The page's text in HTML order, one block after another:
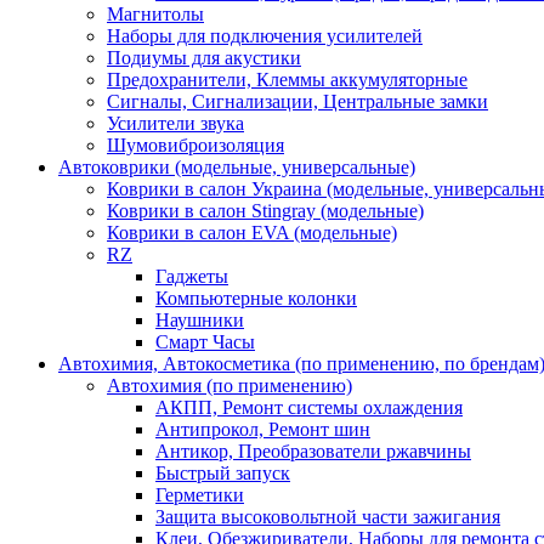
Магнитолы
Наборы для подключения усилителей
Подиумы для акустики
Предохранители, Клеммы аккумуляторные
Сигналы, Сигнализации, Центральные замки
Усилители звука
Шумовиброизоляция
Автоковрики (модельные, универсальные)
Коврики в салон Украина (модельные,
Коврики в салон Stingray (модельные)
Коврики в салон EVA (модельные)
RZ
Гаджеты
Компьютерные колонки
Наушники
Смарт Часы
Автохимия, Автокосметика (по применению, по брендам)
Автохимия (по применению)
АКПП, Ремонт системы охлаждения
Антипрокол, Ремонт шин
Антикор, Преобразователи ржавчины
Быстрый запуск
Герметики
Защита высоковольтной части зажигания
Клеи, Обезжириватели, Наборы для ремонта